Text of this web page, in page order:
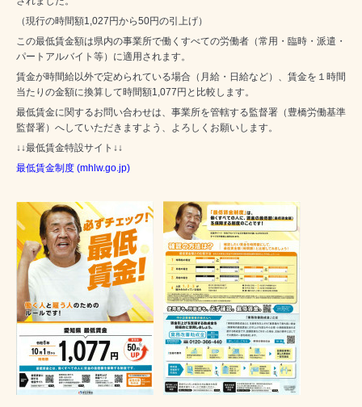
（現行の時間額1,027円から50円の引上げ）
この最低賃金額は県内の事業所で働くすべての労働者（常用・臨時・派遣・
パートアルバイト等）に適用されます。
賃金が時間給以外で定められている場合（月給・日給など）、賃金を１時間
当たりの金額に換算して時間額1,077円と比較します。
最低賃金に関するお問い合わせは、事業所を管轄する監督署（豊橋労働基準
監督署）へしていただきますよう、よろしくお願いします。
↓↓最低賃金特設サイト↓↓
最低賃金制度 (mhlw.go.jp)